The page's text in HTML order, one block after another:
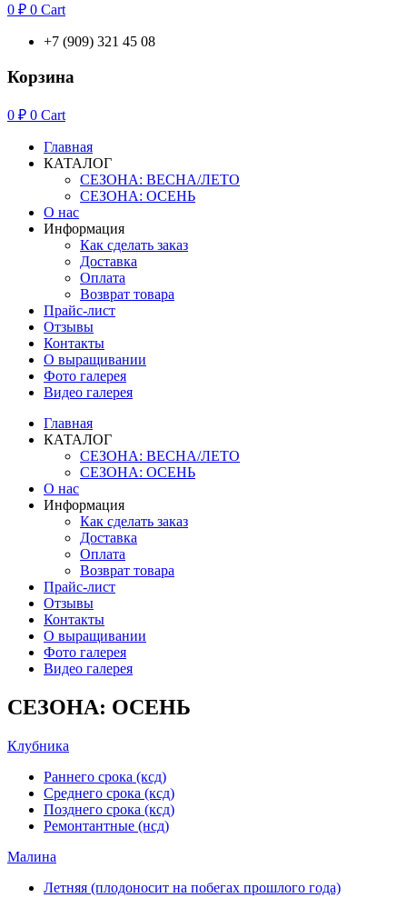
0 ₽ 0 Cart
+7 (909) 321 45 08
Корзина
0 ₽ 0 Cart
Главная
КАТАЛОГ
СЕЗОНА: ВЕСНА/ЛЕТО
СЕЗОНА: ОСЕНЬ
О нас
Информация
Как сделать заказ
Доставка
Оплата
Возврат товара
Прайс-лист
Отзывы
Контакты
О выращивании
Фото галерея
Видео галерея
Главная
КАТАЛОГ
СЕЗОНА: ВЕСНА/ЛЕТО
СЕЗОНА: ОСЕНЬ
О нас
Информация
Как сделать заказ
Доставка
Оплата
Возврат товара
Прайс-лист
Отзывы
Контакты
О выращивании
Фото галерея
Видео галерея
СЕЗОНА: ОСЕНЬ
Клубника
Раннего срока (ксд)
Среднего срока (ксд)
Позднего срока (ксд)
Ремонтантные (нсд)
Малина
Летняя (плодоносит на побегах прошлого года)